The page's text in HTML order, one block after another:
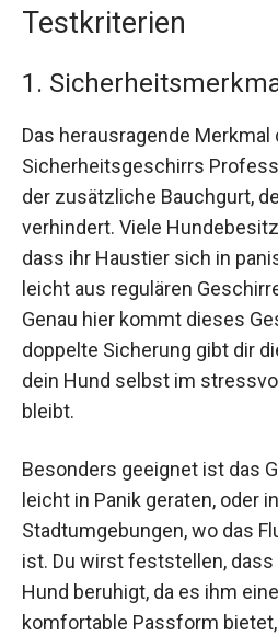
Testkriterien
1.
Das herausragende
Sicherheitsgeschirrs
der zusätzliche Bauchgurt,
verhindert. Viele
dass ihr Haustier sich in
leicht aus regulären
Genau hier kommt dieses
doppelte Sicherung gibt dir
dein Hund selbst im
bleibt.
Besonders geeignet ist das
leicht in Panik geraten, oder
Stadtumgebungen, wo das
ist. Du wirst feststellen,
Hund beruhigt, da es ihm
komfortable Passform